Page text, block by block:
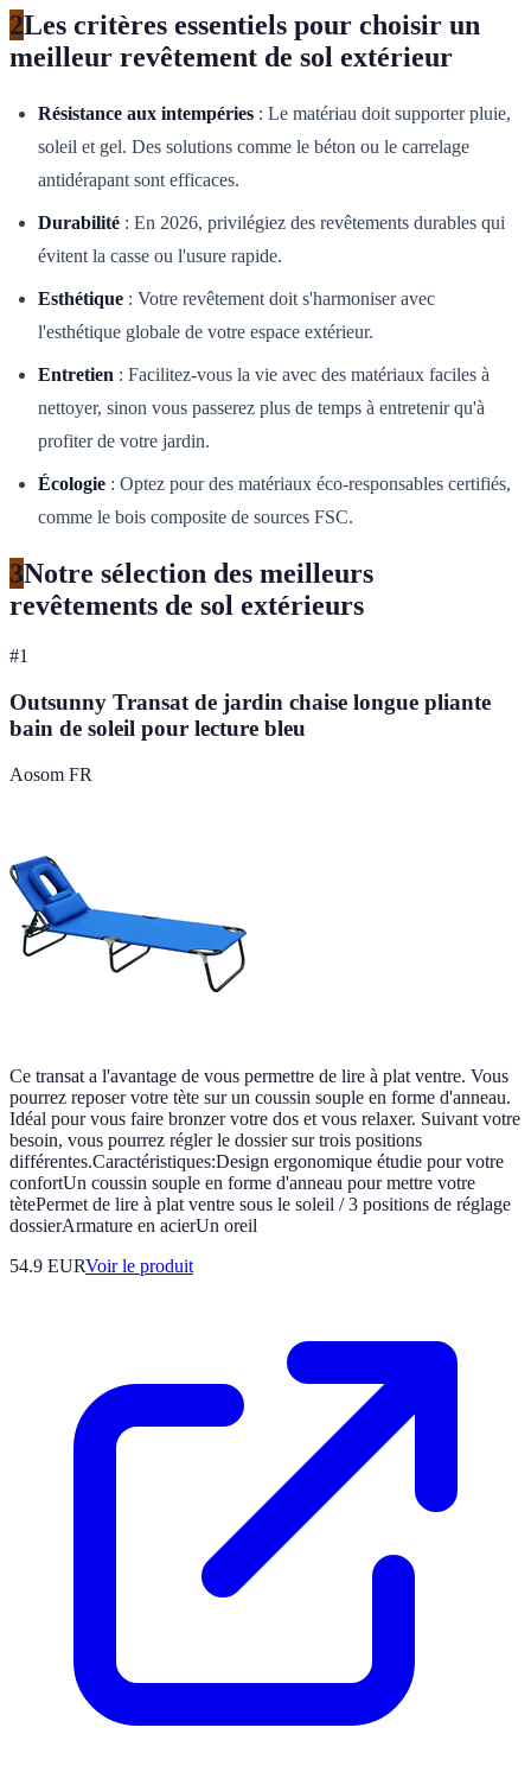
2Les critères essentiels pour choisir un
meilleur revêtement de sol extérieur
Résistance aux intempéries : Le matériau doit supporter pluie,
soleil et gel. Des solutions comme le béton ou le carrelage
antidérapant sont efficaces.
Durabilité : En 2026, privilégiez des revêtements durables qui
évitent la casse ou l'usure rapide.
Esthétique : Votre revêtement doit s'harmoniser avec
l'esthétique globale de votre espace extérieur.
Entretien : Facilitez-vous la vie avec des matériaux faciles à
nettoyer, sinon vous passerez plus de temps à entretenir qu'à
profiter de votre jardin.
Écologie : Optez pour des matériaux éco-responsables certifiés,
comme le bois composite de sources FSC.
3Notre sélection des meilleurs
revêtements de sol extérieurs
#1
Outsunny Transat de jardin chaise longue pliante
bain de soleil pour lecture bleu
Aosom FR
Ce transat a l'avantage de vous permettre de lire à plat ventre. Vous
pourrez reposer votre tète sur un coussin souple en forme d'anneau.
Idéal pour vous faire bronzer votre dos et vous relaxer. Suivant votre
besoin, vous pourrez régler le dossier sur trois positions
différentes.Caractéristiques:Design ergonomique étudie pour votre
confortUn coussin souple en forme d'anneau pour mettre votre
tètePermet de lire à plat ventre sous le soleil / 3 positions de réglage
dossierArmature en acierUn oreil
54.9 EURVoir le produit